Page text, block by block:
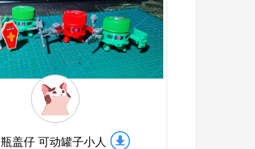
瓶盖仔 可动罐子小人